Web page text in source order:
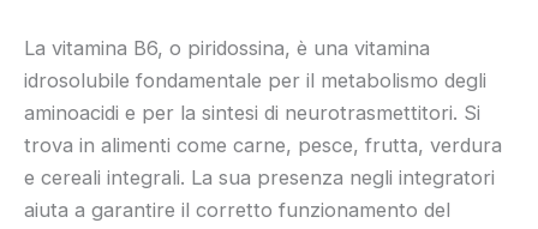
La vitamina B6, o piridossina, è una vitamina
idrosolubile fondamentale per il metabolismo degli
aminoacidi e per la sintesi di neurotrasmettitori. Si
trova in alimenti come carne, pesce, frutta, verdura
e cereali integrali. La sua presenza negli integratori
aiuta a garantire il corretto funzionamento del